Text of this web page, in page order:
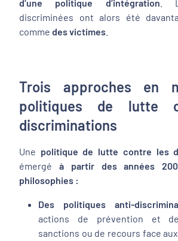
d’une politique d’intégration .
discriminées ont alors été
comme des victimes
Trois approches en
politiques de lutte
discriminations
Une politique de lutte contre les
émergé à partir des années
philosophies :
Des politiques anti-
actions de prévention et
sanctions ou de recours face